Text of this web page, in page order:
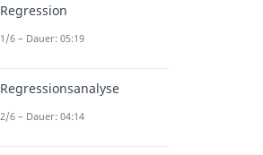
Regression
1/6 – Dauer: 05:19
Regressionsanalyse
2/6 – Dauer: 04:14